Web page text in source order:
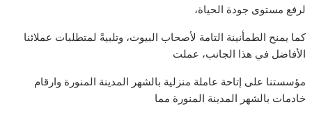
لرفع مستوى جودة الحياة،
كما يمنح الطمأنينة التامة لأصحاب البيوت، وتلبيةً لمتطلبات عملائنا
الأفاضل في هذا الجانب، عملت
مؤسستنا على إتاحة عاملة منزلية بالشهر المدينة المنورة وارقام
خادمات بالشهر المدينة المنورة مما